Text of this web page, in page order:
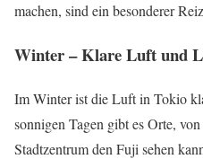
machen, sind ein besonderer
Winter – Klare Luft und
Im Winter ist die Luft in Tokio
sonnigen Tagen gibt es Orte,
Stadtzentrum den Fuji sehen